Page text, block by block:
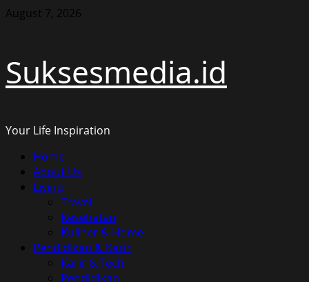
Skip
August 7, 2026
Suksesmedia.id
Your Life Inspiration
Primary
Menu
Home
About Us
Living
Travel
Kesehatan
Kuliner & Home
Pendidikan & Karir
Karir & Tech
Pendidikan